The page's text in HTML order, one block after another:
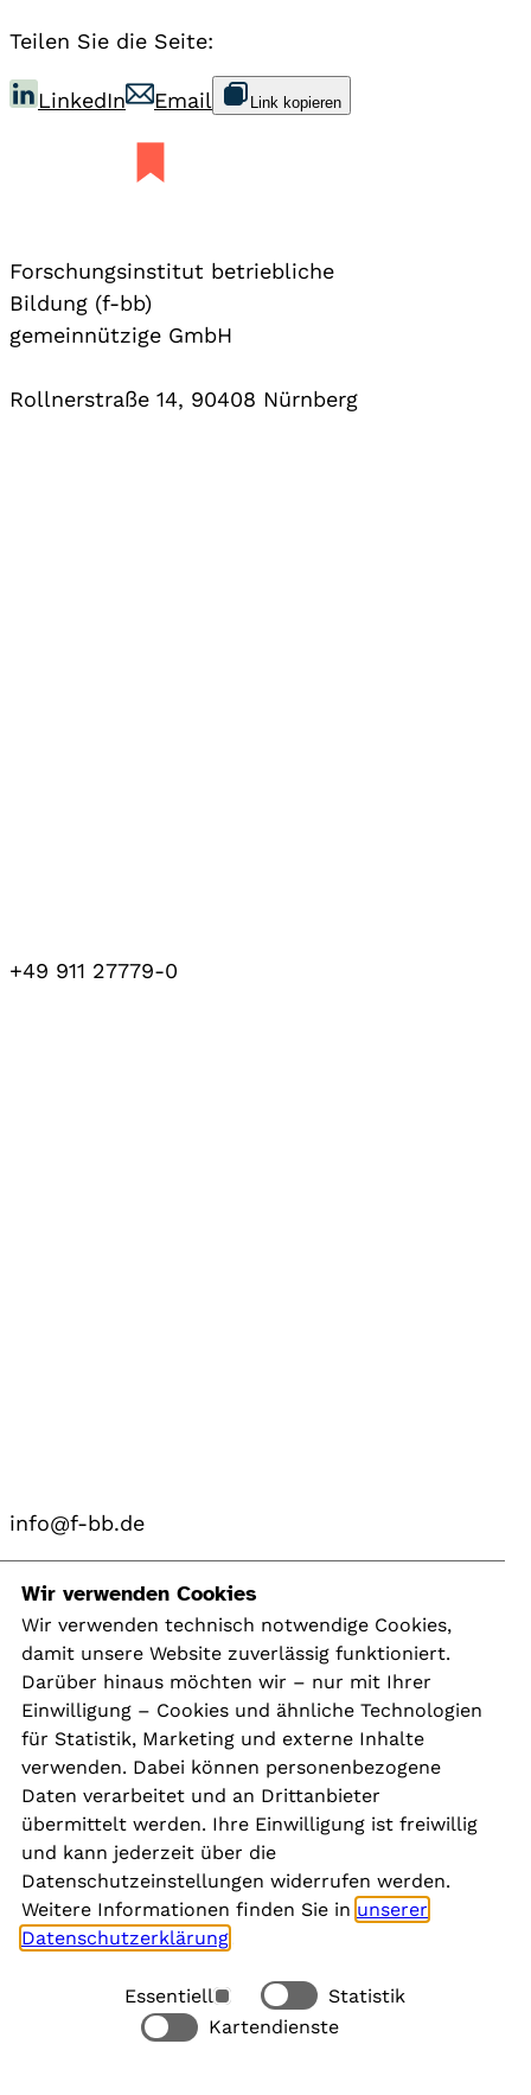
Teilen Sie die Seite:
LinkedIn Email Link kopieren
Forschungsinstitut betriebliche
Bildung (f-bb)
gemeinnützige GmbH
Rollnerstraße 14, 90408 Nürnberg
+49 911 27779-0
info@f-bb.de
Navigation
Kontakt
Presse
Aktuelles
Karriere
Newsletter
Social Media
Rechtliches
Wir verwenden Cookies
Wir verwenden technisch notwendige Cookies,
damit unsere Website zuverlässig funktioniert.
Darüber hinaus möchten wir – nur mit Ihrer
Einwilligung – Cookies und ähnliche Technologien
für Statistik, Marketing und externe Inhalte
verwenden. Dabei können personenbezogene
Daten verarbeitet und an Drittanbieter
übermittelt werden. Ihre Einwilligung ist freiwillig
und kann jederzeit über die
Datenschutzeinstellungen widerrufen werden.
Weitere Informationen finden Sie in unserer
Datenschutzerklärung
Essentiell
Statistik
Kartendienste